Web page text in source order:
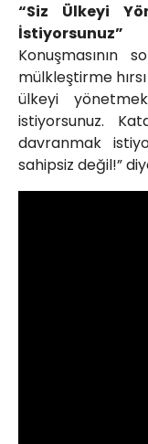
“Siz Ülkeyi
İstiyorsunuz”
Konuşmasının
mülkleştirme
ülkeyi
istiyorsunuz.
davranmak
sahipsiz değil!”